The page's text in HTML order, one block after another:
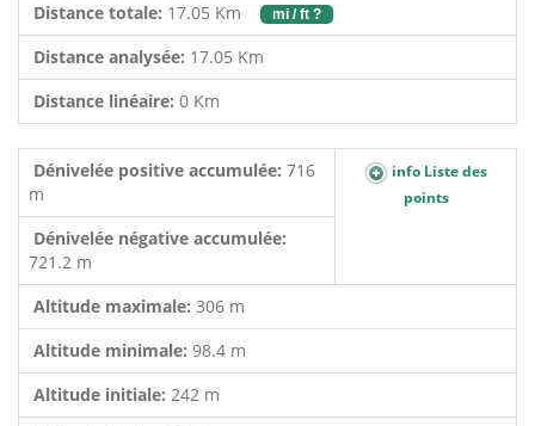
Distance totale: 17.05 Km mi / ft ?
Distance analysée: 17.05 Km
Distance linéaire: 0 Km
Dénivelée positive accumulée: 716
m
info Liste des
points
Dénivelée négative accumulée:
721.2 m
Altitude maximale: 306 m
Altitude minimale: 98.4 m
Altitude initiale: 242 m